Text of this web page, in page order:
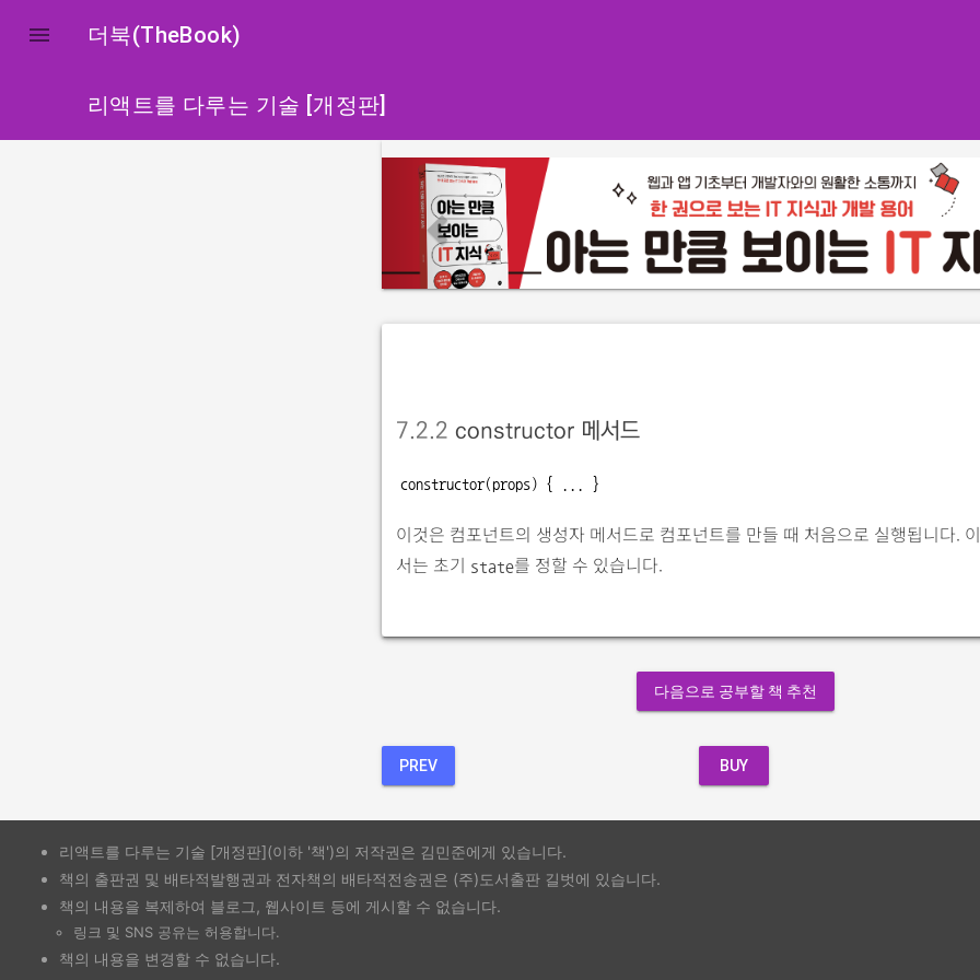
 더북(TheBook)
리액트를 다루는 기술 [개정판]
p
r
e
v
i
o
7.2.2 constructor 메서드
constructor(props) { ... }
이것은 컴포넌트의 생성자 메서드로 컴포넌트를 만들 때 처음으로 실행됩니다.
서는 초기 state를 정할 수 있습니다.
다음으로 공부할 책 추천
PREV BUY
리액트를 다루는 기술 [개정판](이하 '책')의 저작권은 김민준에게 있습니다.
책의 출판권 및 배타적발행권과 전자책의 배타적전송권은 (주)도서출판 길벗에 있습니다.
책의 내용을 복제하여 블로그, 웹사이트 등에 게시할 수 없습니다.
링크 및 SNS 공유는 허용합니다.
책의 내용을 변경할 수 없습니다.